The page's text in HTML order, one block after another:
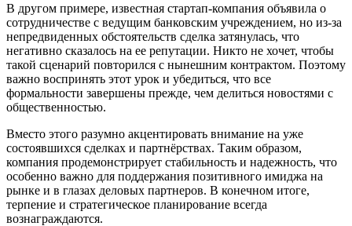
В другом примере, известная стартап-компания объявила о
сотрудничестве с ведущим банковским учреждением, но из-за
непредвиденных обстоятельств сделка затянулась, что
негативно сказалось на ее репутации. Никто не хочет, чтобы
такой сценарий повторился с нынешним контрактом. Поэтому
важно воспринять этот урок и убедиться, что все
формальности завершены прежде, чем делиться новостями с
общественностью.
Вместо этого разумно акцентировать внимание на уже
состоявшихся сделках и партнёрствах. Таким образом,
компания продемонстрирует стабильность и надежность, что
особенно важно для поддержания позитивного имиджа на
рынке и в глазах деловых партнеров. В конечном итоге,
терпение и стратегическое планирование всегда
вознаграждаются.